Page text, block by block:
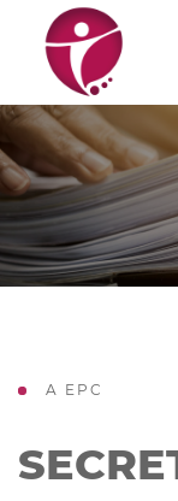
A EPC